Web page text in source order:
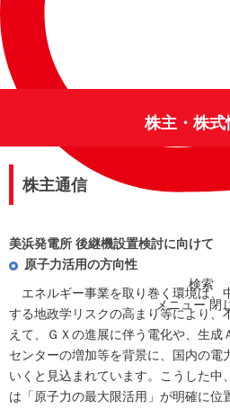
検索
メニュー 閉
株主・株
株主通信
美浜発電所 後継機設置検討に向けて
原子力活用の方向性
エネルギー事業を取り巻く環境は、
する地政学リスクの高まり等により、
えて、ＧＸの進展に伴う電化や、生成
センターの増加等を背景に、国内の電
いくと見込まれています。こうした中
は「原子力の最大限活用」が明確に位